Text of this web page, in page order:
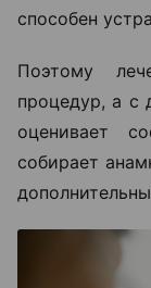
способен
Поэтому
процедур, а с
оценивает
собирает